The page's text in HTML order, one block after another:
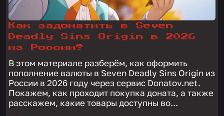
Как задонатить в Seven
Deadly Sins Origin в 2026
из России?
В этом материале разберём, как оформить
пополнение валюты в Seven Deadly Sins Origin из
России в 2026 году через сервис Donatov.net.
Покажем, как проходит покупка доната, а также
расскажем, какие товары доступны во...